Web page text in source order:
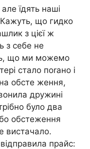
їдять наші
Кажуть, що гидко
з цієї ж
з себе не
що ми можемо
стало поrано і
на обсте ження,
дружині
було два
обстеження
вистачало.
прайс: